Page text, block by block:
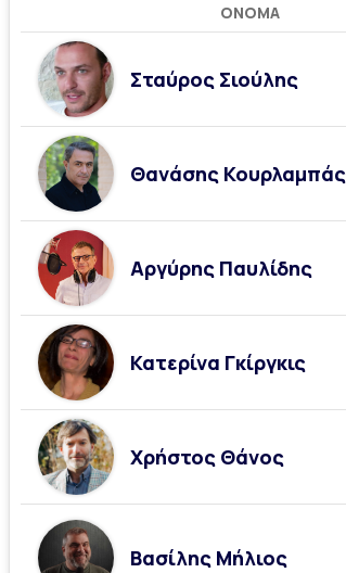
ΌΝΟΜΑ
Σταύρος Σιούλης
Θανάσης Κουρλαμπάς
Αργύρης Παυλίδης
Κατερίνα Γκίργκις
Χρήστος Θάνος
Βασίλης Μήλιος